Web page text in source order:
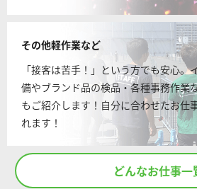
その他軽作業など
「接客は苦手！」という方でも安心。
備やブランド品の検品・各種事務作業
もご紹介します！自分に合わせたお仕
れます！
どんなお仕事一